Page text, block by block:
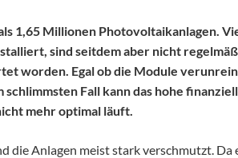
Downloads
1,65 Millionen Photovoltaikanlagen.
sind seitdem aber nicht
worden. Egal ob die Module
Fall kann das hohe
mehr optimal läuft.
die Anlagen meist stark verschmutzt.